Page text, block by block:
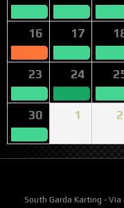
16 17
23 24
30 1 2
South Garda Karting -